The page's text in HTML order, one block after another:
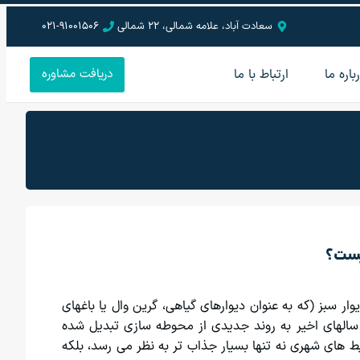
سعادت آباد، علامه شمالی، 22 شمالی 021-91001506
ما ارتباط با ما دریافت مشاوره
سبز (که به عنوان دیوارهای گیاهی، گرین وال یا باغهای
اخیر به روند جدیدی از محوطه سازی تبدیل شده
های شهری نه تنها بسیار جذاب تر به نظر می رسد، بلکه